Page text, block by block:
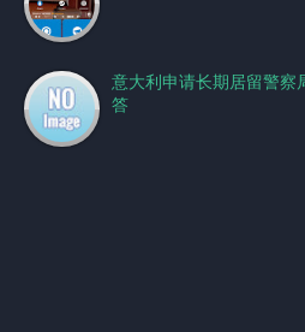
意大利申请长期居留警察
答